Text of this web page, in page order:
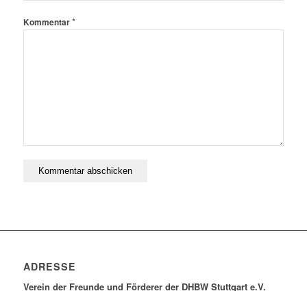
Kommentar*
ADRESSE
Verein der Freunde und Förderer der DHBW Stuttgart e.V.